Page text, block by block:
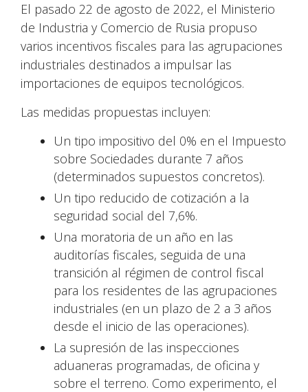
El pasado 22 de agosto de 2022, el Ministerio
de Industria y Comercio de Rusia propuso
varios incentivos fiscales para las agrupaciones
industriales destinados a impulsar las
importaciones de equipos tecnológicos.
Las medidas propuestas incluyen:
Un tipo impositivo del 0% en el Impuesto
sobre Sociedades durante 7 años
(determinados supuestos concretos).
Un tipo reducido de cotización a la
seguridad social del 7,6%.
Una moratoria de un año en las
auditorías fiscales, seguida de una
transición al régimen de control fiscal
para los residentes de las agrupaciones
industriales (en un plazo de 2 a 3 años
desde el inicio de las operaciones).
La supresión de las inspecciones
aduaneras programadas, de oficina y
sobre el terreno. Como experimento, el